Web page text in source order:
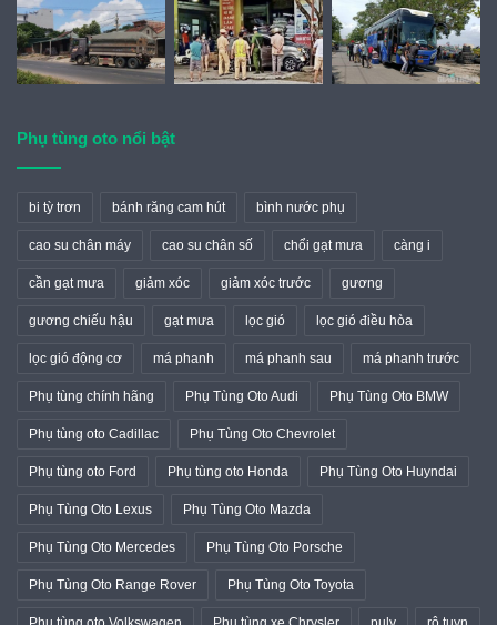
Phụ tùng oto nổi bật
bi tỳ trơn bánh răng cam hút bình nước phụ
cao su chân máy cao su chân số chổi gạt mưa càng i
cần gạt mưa giảm xóc giảm xóc trước gương
gương chiếu hậu gạt mưa lọc gió lọc gió điều hòa
lọc gió động cơ má phanh má phanh sau má phanh trước
Phụ tùng chính hãng Phụ Tùng Oto Audi Phụ Tùng Oto BMW
Phụ tùng oto Cadillac Phụ Tùng Oto Chevrolet
Phụ tùng oto Ford Phụ tùng oto Honda Phụ Tùng Oto Huyndai
Phụ Tùng Oto Lexus Phụ Tùng Oto Mazda
Phụ Tùng Oto Mercedes Phụ Tùng Oto Porsche
Phụ Tùng Oto Range Rover Phụ Tùng Oto Toyota